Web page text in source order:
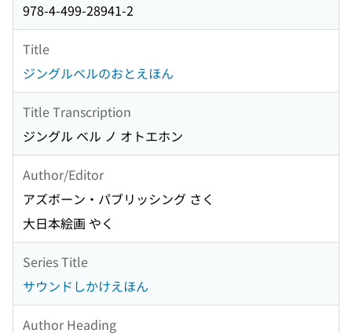
978-4-499-28941-2
Title
ジングルベルのおとえほん
Title Transcription
ジングル ベル ノ オトエホン
Author/Editor
アズボーン・パブリッシング さく
大日本絵画 やく
Series Title
サウンドしかけえほん
Author Heading